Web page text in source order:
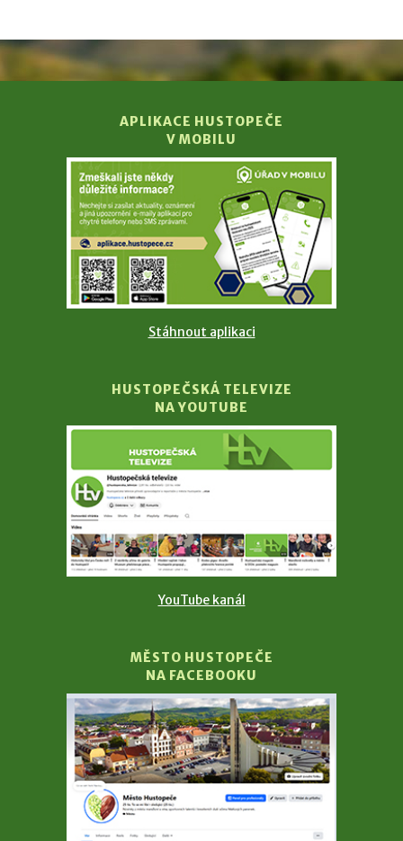
APLIKACE HUSTOPEČE
V MOBILU
Stáhnout aplikaci
HUSTOPEČSKÁ TELEVIZE
NA YOUTUBE
YouTube kanál
MĚSTO HUSTOPEČE
NA FACEBOOKU